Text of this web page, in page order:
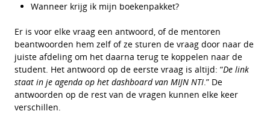
Wanneer krijg ik mijn boekenpakket?
Er is voor elke vraag een antwoord, of de mentoren
beantwoorden hem zelf of ze sturen de vraag door naar de
juiste afdeling om het daarna terug te koppelen naar de
student. Het antwoord op de eerste vraag is altijd: “De link
staat in je agenda op het dashboard van MIJN NTI.” De
antwoorden op de rest van de vragen kunnen elke keer
verschillen.